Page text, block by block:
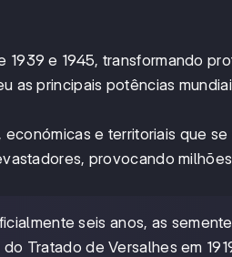
e 1945, transformando
as principais potências
e territoriais que se
provocando
seis anos, as
Tratado de Versalhes em